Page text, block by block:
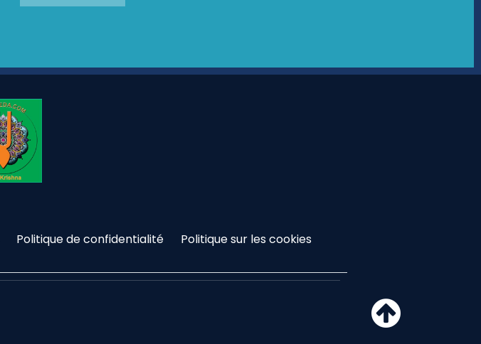
Politique de confidentialité Politique sur les cookies